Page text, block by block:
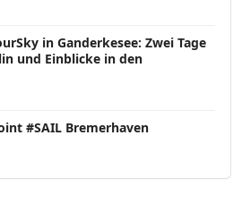
in Ganderkesee: Zwei Tage
und Einblicke in den
#SAIL Bremerhaven